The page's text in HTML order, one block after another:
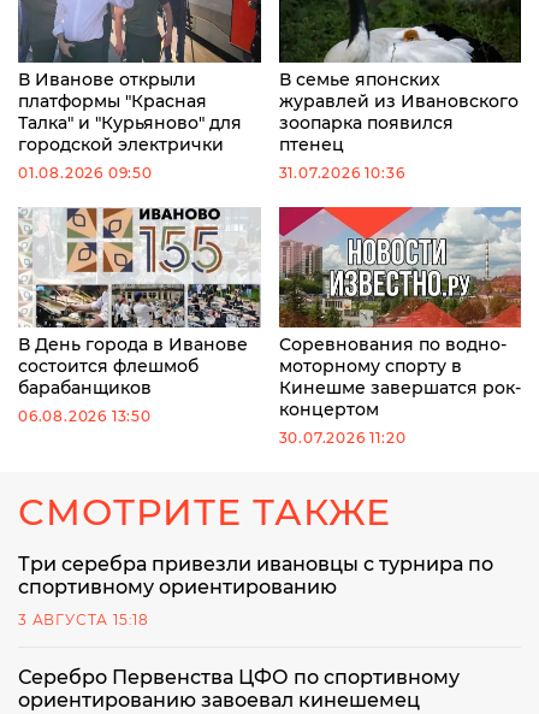
В Иванове открыли
платформы "Красная
Талка" и "Курьяново" для
городской электрички
01.08.2026 09:50
В семье японских
журавлей из Ивановского
зоопарка появился
птенец
31.07.2026 10:36
В День города в Иванове
состоится флешмоб
барабанщиков
06.08.2026 13:50
Соревнования по водно-
моторному спорту в
Кинешме завершатся рок-
концертом
30.07.2026 11:20
СМОТРИТЕ ТАКЖЕ
Три серебра привезли ивановцы с турнира по
спортивному ориентированию
3 АВГУСТА 15:18
Серебро Первенства ЦФО по спортивному
ориентированию завоевал кинешемец